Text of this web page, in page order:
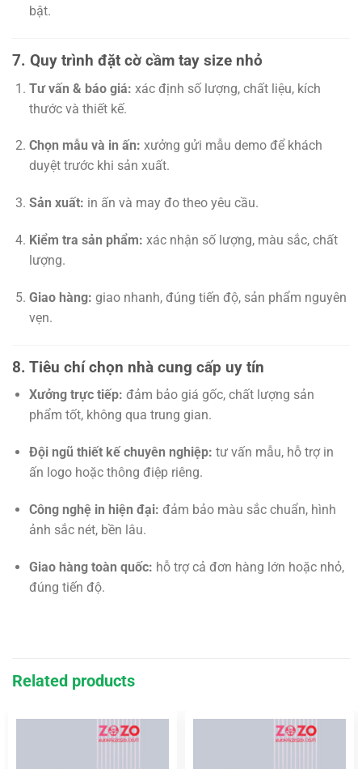
bật.
7. Quy trình đặt cờ cầm tay size nhỏ
Tư vấn & báo giá: xác định số lượng, chất liệu, kích
thước và thiết kế.
Chọn mẫu và in ấn: xưởng gửi mẫu demo để khách
duyệt trước khi sản xuất.
Sản xuất: in ấn và may đo theo yêu cầu.
Kiểm tra sản phẩm: xác nhận số lượng, màu sắc, chất
lượng.
Giao hàng: giao nhanh, đúng tiến độ, sản phẩm nguyên
vẹn.
8. Tiêu chí chọn nhà cung cấp uy tín
Xưởng trực tiếp: đảm bảo giá gốc, chất lượng sản
phẩm tốt, không qua trung gian.
Đội ngũ thiết kế chuyên nghiệp: tư vấn mẫu, hỗ trợ in
ấn logo hoặc thông điệp riêng.
Công nghệ in hiện đại: đảm bảo màu sắc chuẩn, hình
ảnh sắc nét, bền lâu.
Giao hàng toàn quốc: hỗ trợ cả đơn hàng lớn hoặc nhỏ,
đúng tiến độ.
Related products